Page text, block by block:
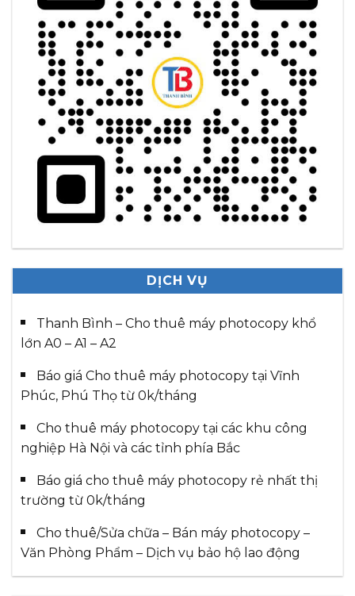
DỊCH VỤ
Thanh Bình – Cho thuê máy photocopy khổ
lớn A0 – A1 – A2
Báo giá Cho thuê máy photocopy tại Vĩnh
Phúc, Phú Thọ từ 0k/tháng
Cho thuê máy photocopy tại các khu công
nghiệp Hà Nội và các tỉnh phía Bắc
Báo giá cho thuê máy photocopy rẻ nhất thị
trường từ 0k/tháng
Cho thuê/Sửa chữa – Bán máy photocopy –
Văn Phòng Phẩm – Dịch vụ bảo hộ lao động